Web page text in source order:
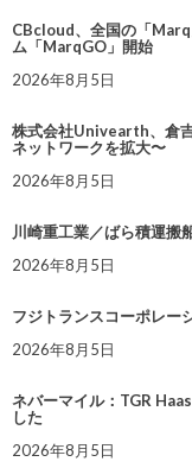
CBcloud、全国の「
ム「MarqGO」開始
2026年8月5日
株式会社Univearth、倉
ネットワークを拡大〜
2026年8月5日
川崎重工業／ばら積運搬
2026年8月5日
フジトランスコーポレー
2026年8月5日
ネバーマイル：TGR
した
2026年8月5日